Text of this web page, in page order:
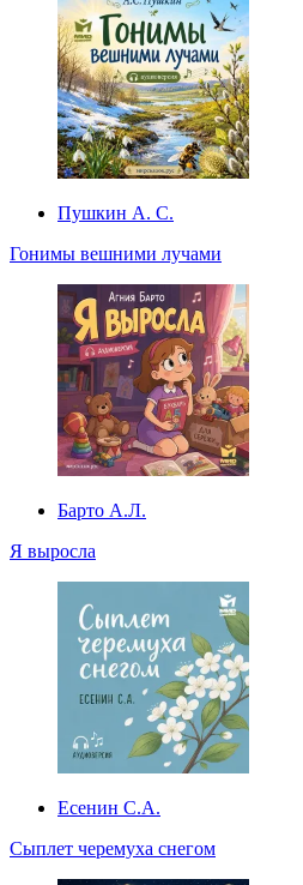
Пушкин А. С.
Гонимы вешними лучами
Барто А.Л.
Я выросла
Есенин С.А.
Сыплет черемуха снегом